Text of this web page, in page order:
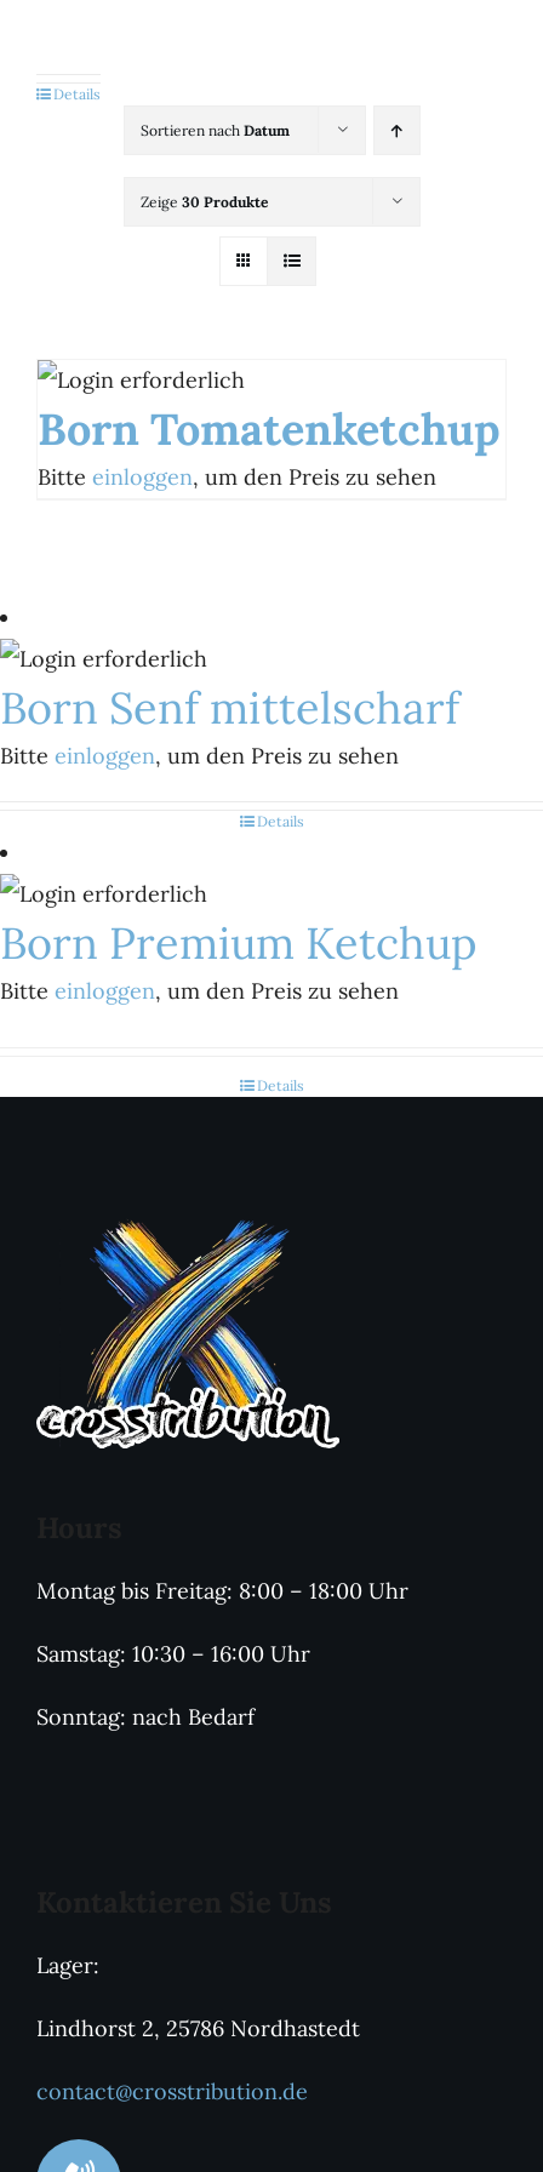
Brands
Sortieren nach Datum
Zeige 30 Produkte
Born Tomatenketchup
Bitte einloggen, um den Preis zu sehen
Details
Born Senf mittelscharf
Bitte einloggen, um den Preis zu sehen
Details
Born Premium Ketchup
Bitte einloggen, um den Preis zu sehen
Details
Montag bis Freitag: 8:00 – 18:00 Uhr
Samstag: 10:30 – 16:00 Uhr
Sonntag: nach Bedarf
Lager:
Lindhorst 2, 25786 Nordhastedt
contact@crosstribution.de